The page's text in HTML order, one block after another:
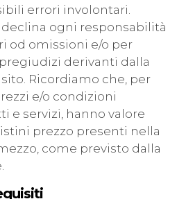
errori involontari.
ogni responsabilità
od omissioni e/o per
derivanti dalla
Ricordiamo che, per
e/o condizioni
e servizi, hanno valore
prezzo presenti nella
come previsto dalla